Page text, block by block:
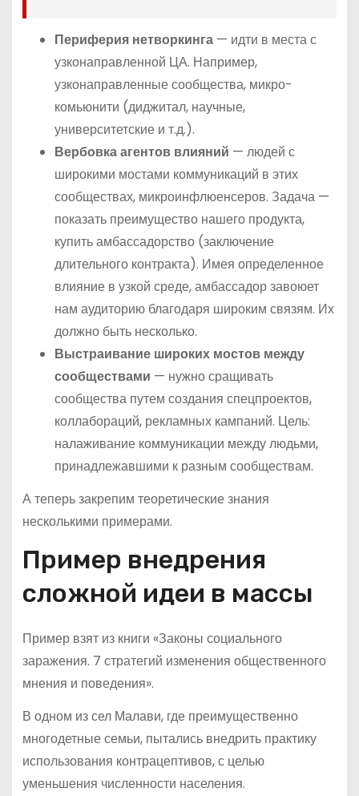
Периферия нетворкинга— идти в места с
узконаправленной ЦА. Например,
узконаправленные сообщества, микро-
комьюнити (диджитал, научные,
университетские и т.д.).
Вербовка агентов влияний — людей с
широкими мостами коммуникаций в этих
сообществах, микроинфлюенсеров. Задача —
показать преимущество нашего продукта,
купить амбассадорство (заключение
длительного контракта). Имея определенное
влияние в узкой среде, амбассадор завоюет
нам аудиторию благодаря широким связям. Их
должно быть несколько.
Выстраивание широких мостов между
сообществами — нужно сращивать
сообщества путем создания спецпроектов,
коллабораций, рекламных кампаний. Цель:
налаживание коммуникации между людьми,
принадлежавшими к разным сообществам.
А теперь закрепим теоретические знания
несколькими примерами.
Пример внедрения
сложной идеи в массы
Пример взят из книги «Законы социального
заражения. 7 стратегий изменения общественного
мнения и поведения».
В одном из сел Малави, где преимущественно
многодетные семьи, пытались внедрить практику
использования контрацептивов, с целью
уменьшения численности населения.